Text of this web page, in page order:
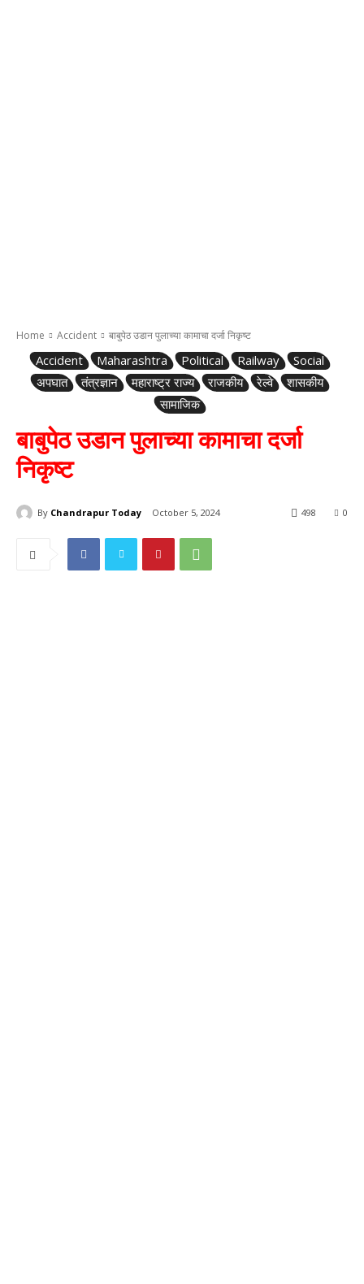
Home Accident बाबुपेठ उडान पुलाच्या कामाचा दर्जा निकृष्ट
Accident Maharashtra Political Railway
Social
अपघात
तंत्रज्ञान महाराष्ट्र राज्य राजकीय रेल्वे
शासकीय
सामाजिक
बाबुपेठ उडान पुलाच्या कामाचा दर्जा
निकृष्ट
By Chandrapur Today October 5, 2024 0
498